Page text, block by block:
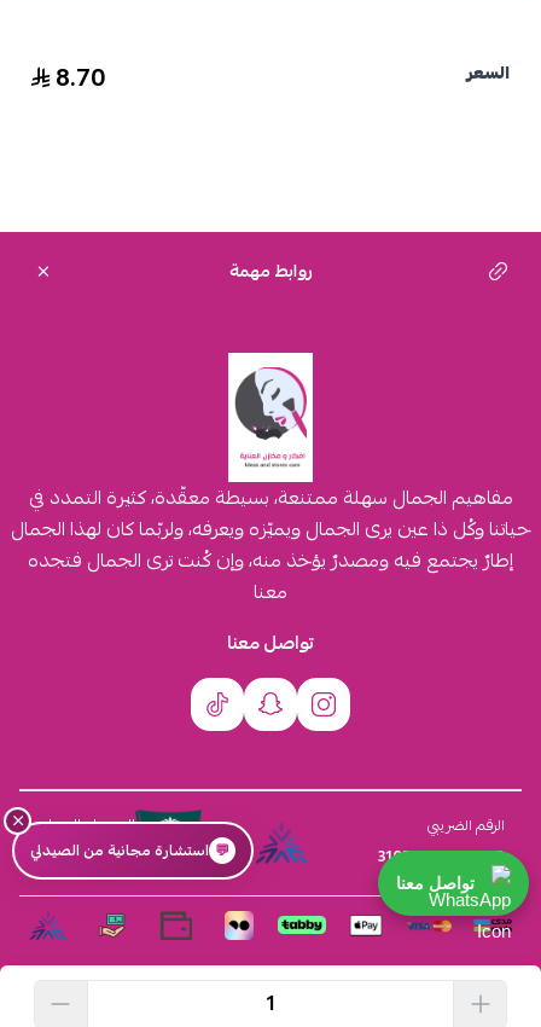
السعر 8.70
روابط مهمة
مفاهيم الجمال سهلة ممتنعة، بسيطة معقّدة، كثيرة التمدد في
حياتنا وكُل ذا عين يرى الجمال ويميّزه ويعرفه، ولربّما كان لهذا الجمال
إطارٌ يجتمع فيه ومصدرٌ يؤخذ منه، وإن كُنت ترى الجمال فتجده
معنا
تواصل معنا
الرقم الضريبي
310555259800003
السجل التجاري
4030431116
×
💬 استشارة مجانية من الصيدلي
تواصل معنا